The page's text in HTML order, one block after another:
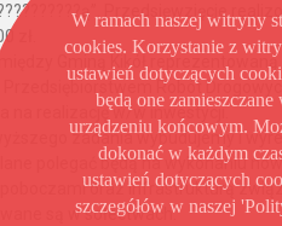
Przedsięwzięcie
zł.
Gminą Kikół
Przedsiębiorstwem Robót
na realizację w/w inwestycji.
zadania wybudujemy i
polegać będą na wykonaniu
oraz infrastrukturą
są w sołectwach:
W ramach naszej witryny
cookies. Korzystanie z
ustawień dotyczących
będą one zamieszczane
urządzeniu końcowym.
dokonać w każdym
ustawień dotyczących
szczegółów w naszej